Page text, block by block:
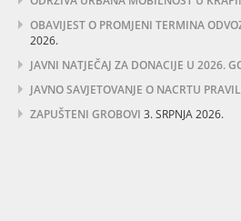
OBAVIJEST O PROMJENI TERMINA
2026.
JAVNI NATJEČAJ ZA DONACIJE U 2026.
JAVNO SAVJETOVANJE O NACRTU
ZAPUŠTENI GROBOVI 3. SRPNJA 2026.